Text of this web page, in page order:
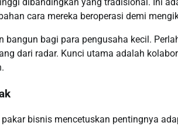
cara mereka beroperasi demi
bagi para pengusaha kecil.
dari radar. Kunci utama adalah
bisnis mencetuskan pentingnya